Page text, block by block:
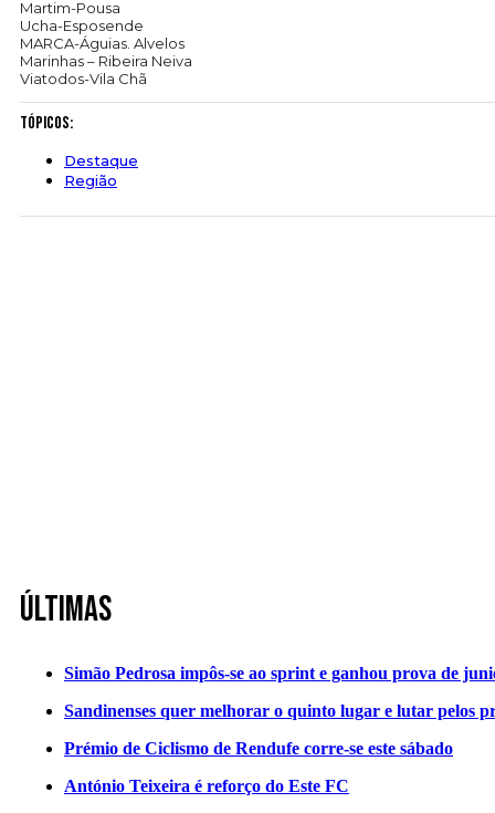
Martim-Pousa
Ucha-Esposende
MARCA-Águias. Alvelos
Marinhas – Ribeira Neiva
Viatodos-Vila Chã
Tópicos:
Destaque
Região
Últimas
Simão Pedrosa impôs-se ao sprint e ganhou prova de
Sandinenses quer melhorar o quinto lugar e lutar pelos
Prémio de Ciclismo de Rendufe corre-se este sábado
António Teixeira é reforço do Este FC